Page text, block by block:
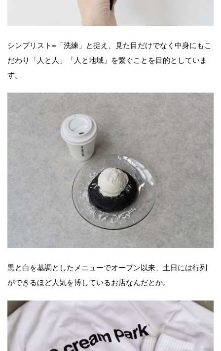
シンプリスト=「洗練」と捉え、見た目だけでなく中身にもこ
だわり「人と人」「人と地域」を繋ぐことを目的としていま
す。
黒と白を基調としたメニューでオープン以来、土日には行列
ができるほど人気を博しているお店なんだとか。